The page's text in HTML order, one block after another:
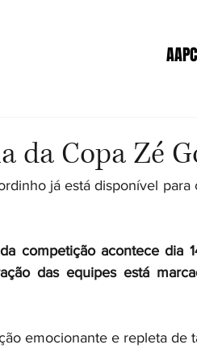
AAPC
da Copa Zé
já está disponível
competição acontece dia
das equipes está
emocionante e repleta de